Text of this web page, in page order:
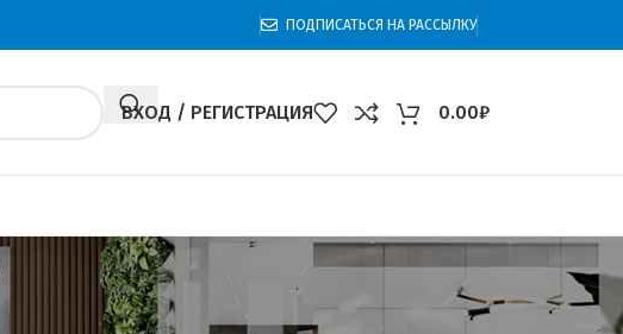
ПОДПИСАТЬСЯ НА РАССЫЛКУ
ВХОД / РЕГИСТРАЦИЯ 0.00₽